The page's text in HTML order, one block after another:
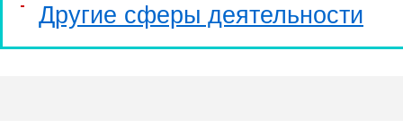
Другие сферы деятельности